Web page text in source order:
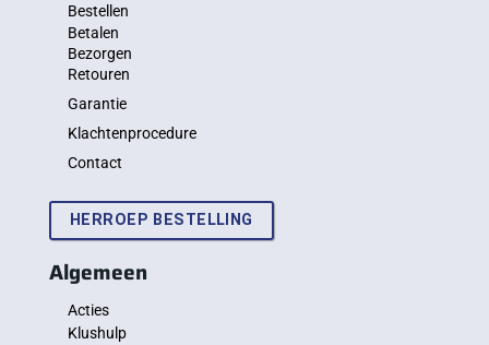
Bestellen
Betalen
Bezorgen
Retouren
Garantie
Klachtenprocedure
Contact
HERROEP BESTELLING
Algemeen
Acties
Klushulp